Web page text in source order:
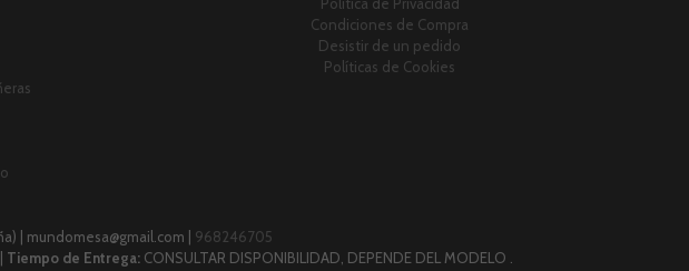
Condiciones de Compra
Desistir de un pedido
Políticas de Cookies
| mundomesa@gmail.com | 968246705
Tiempo de Entrega: CONSULTAR DISPONIBILIDAD, DEPENDE DEL MODELO .